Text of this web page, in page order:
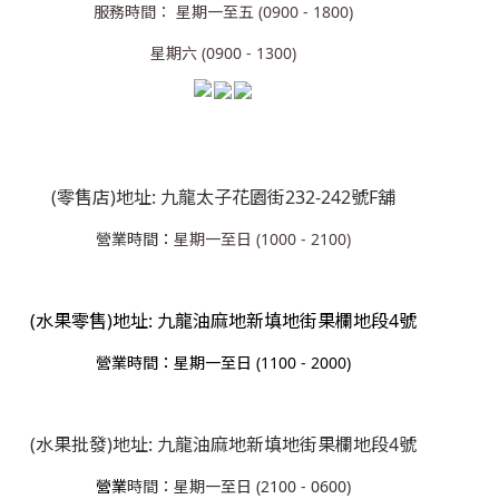
服務時間： 星期一至五 (0900 - 1800)
星期六 (0900 - 1300)
(零售店)地址: 九龍太子花園街232-242號F舖
營業時間： 星期一至日 (1000 - 2100)
(水果零售)地址: 九龍油麻地新填地街果欄地段4號
營業時間：星期一至日 (1100 - 2000)
(水果批發)地址: 九龍油麻地新填地街果欄地段4號
營業時間：星期一至日 (2100 - 0600)